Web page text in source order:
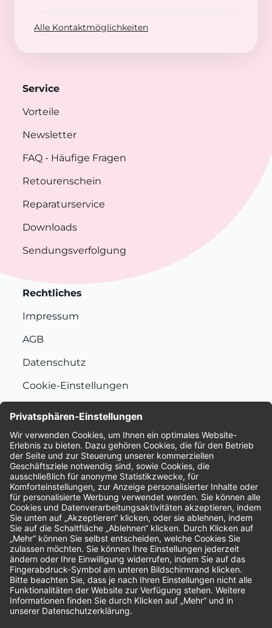
Alle Kontaktmöglichkeiten
Service
Vorteile
Newsletter
FAQ - Häufige Fragen
Retourenschein
Reparaturservice
Downloads
Sendungsverfolgung
Rechtliches
Impressum
AGB
Datenschutz
Cookie-Einstellungen
Bewertungen